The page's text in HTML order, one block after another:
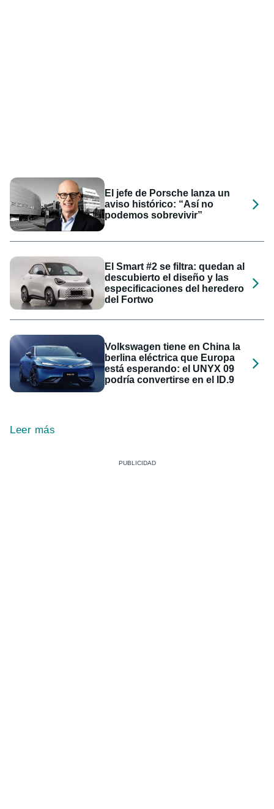
El jefe de Porsche lanza un
aviso histórico: “Así no
podemos sobrevivir”
El Smart #2 se filtra: quedan al
descubierto el diseño y las
especificaciones del heredero
del Fortwo
Volkswagen tiene en China la
berlina eléctrica que Europa
está esperando: el UNYX 09
podría convertirse en el ID.9
Leer más